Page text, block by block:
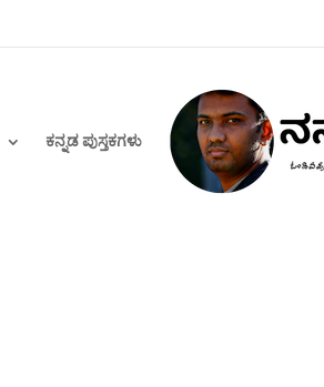
ಕನ್ನಡ ಪುಸ್ತಕಗಳು